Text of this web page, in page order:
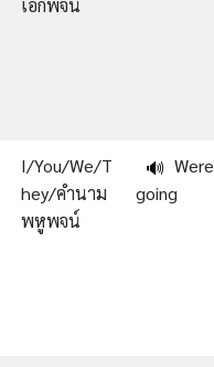
I/You/We/T
hey/คำนาม
พหูพจน์
🔊 Were
going